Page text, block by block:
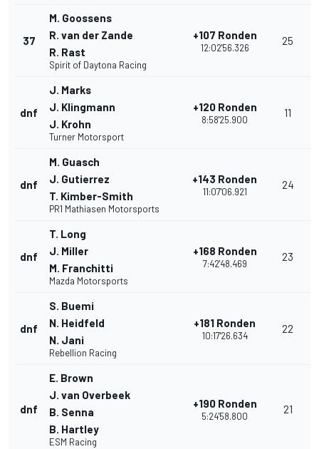
37
M. Goossens
R. van der Zande
R. Rast
Spirit of Daytona Racing
+107 Ronden
12:02'56.326
25
dnf
J. Marks
J. Klingmann
J. Krohn
Turner Motorsport
+120 Ronden
8:58'25.900
11
dnf
M. Guasch
J. Gutierrez
T. Kimber-Smith
PR1 Mathiasen Motorsports
+143 Ronden
11:07'06.921
24
dnf
T. Long
J. Miller
M. Franchitti
Mazda Motorsports
+168 Ronden
7:42'48.469
23
dnf
S. Buemi
N. Heidfeld
N. Jani
Rebellion Racing
+181 Ronden
10:17'26.634
22
dnf
E. Brown
J. van Overbeek
B. Senna
B. Hartley
ESM Racing
+190 Ronden
5:24'58.800
21